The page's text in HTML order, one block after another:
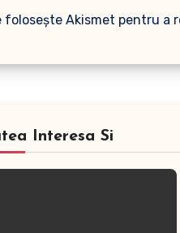
folosește Akismet pentru a
Interesa Si